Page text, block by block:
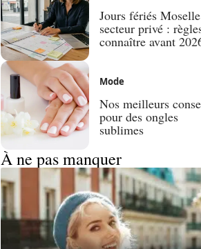
Jours fériés
secteur privé :
connaître avant
Mode
Nos meilleurs
pour des ongles
sublimes
À ne pas manquer